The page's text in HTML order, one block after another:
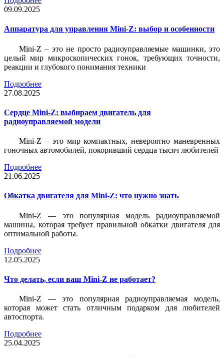
09.09.2025
Аппаратура для управления Mini-Z: выбор и особенности
Mini-Z – это не просто радиоуправляемые машинки, это
целый мир микроскопических гонок, требующих точности,
реакции и глубокого понимания техники
Подробнее
27.08.2025
Сердце Mini-Z: выбираем двигатель для
радиоуправляемой модели
Mini-Z – это мир компактных, невероятно маневренных
гоночных автомобилей, покоривший сердца тысяч любителей
Подробнее
21.06.2025
Обкатка двигателя для Mini-Z: что нужно знать
Mini-Z — это популярная модель радиоуправляемой
машины, которая требует правильной обкатки двигателя для
оптимальной работы.
Подробнее
12.05.2025
Что делать, если ваш Mini-Z не работает?
Mini-Z — это популярная радиоуправляемая модель,
которая может стать отличным подарком для любителей
автоспорта.
Подробнее
25.04.2025